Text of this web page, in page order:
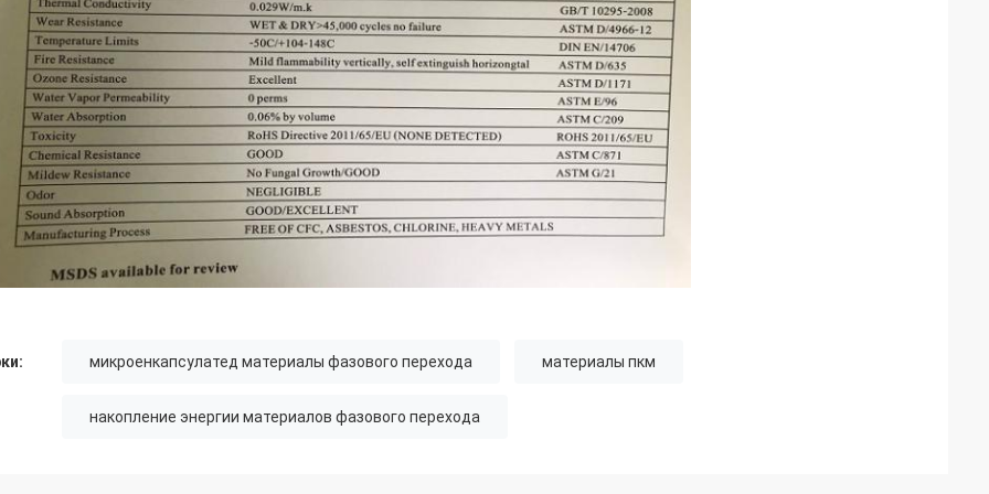
микроенкапсулатед материалы фазового перехода материалы пкм
накопление энергии материалов фазового перехода